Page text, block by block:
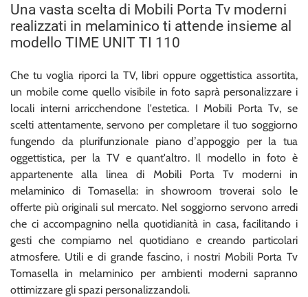
Una vasta scelta di Mobili Porta Tv moderni
realizzati in melaminico ti attende insieme al
modello TIME UNIT TI 110
Che tu voglia riporci la TV, libri oppure oggettistica assortita,
un mobile come quello visibile in foto saprà personalizzare i
locali interni arricchendone l'estetica. I Mobili Porta Tv, se
scelti attentamente, servono per completare il tuo soggiorno
fungendo da plurifunzionale piano d’appoggio per la tua
oggettistica, per la TV e quant'altro. Il modello in foto è
appartenente alla linea di Mobili Porta Tv moderni in
melaminico di Tomasella: in showroom troverai solo le
offerte più originali sul mercato. Nel soggiorno servono arredi
che ci accompagnino nella quotidianità in casa, facilitando i
gesti che compiamo nel quotidiano e creando particolari
atmosfere. Utili e di grande fascino, i nostri Mobili Porta Tv
Tomasella in melaminico per ambienti moderni sapranno
ottimizzare gli spazi personalizzandoli.